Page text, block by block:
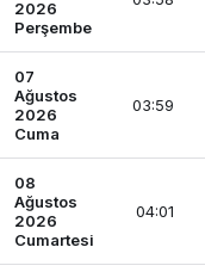
2026
Perşembe
07
Ağustos
2026
Cuma
03:59
08
Ağustos
2026
Cumartesi
04:01